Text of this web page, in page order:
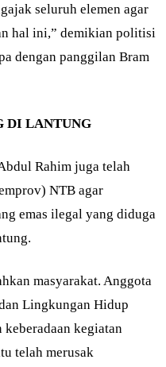
seluruh elemen agar
hal ini,” demikian politisi
dengan panggilan Bram
DI LANTUNG
Rahim juga telah
NTB agar
emas ilegal yang diduga
masyarakat. Anggota
Lingkungan Hidup
keberadaan kegiatan
telah merusak